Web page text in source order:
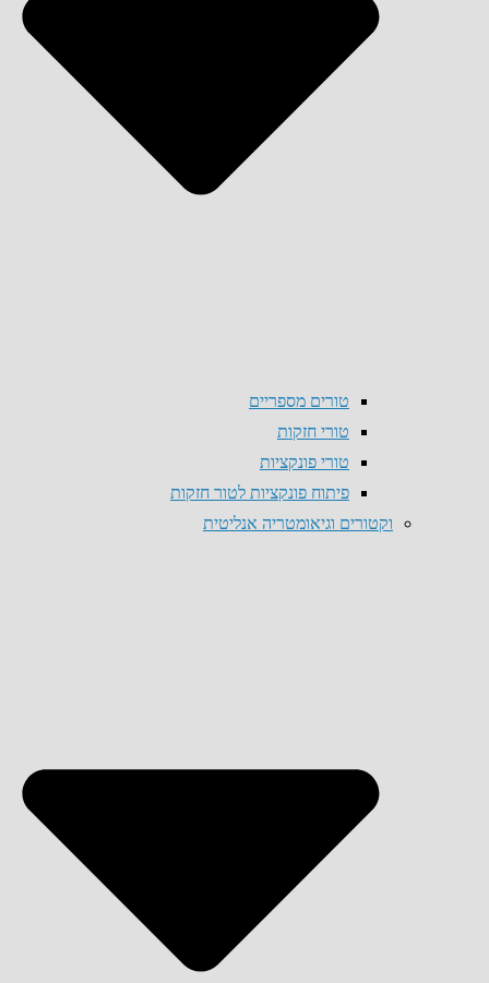
טורים מספריים
טורי חזקות
טורי פונקציות
פיתוח פונקציות לטור חזקות
וקטורים וגיאומטריה אנליטית